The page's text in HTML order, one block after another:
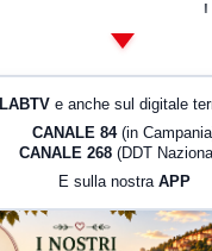
LABTV e anche sul digitale
CANALE 84 (in
CANALE 268 (DDT
E sulla nostra APP